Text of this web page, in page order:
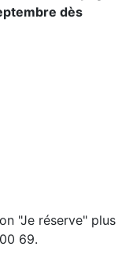
dès
"Je réserve" plus
69.